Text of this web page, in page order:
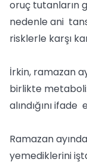
oruç tutanların
nedenle ani
risklerle karşı
İrkin, ramazan
birlikte
alındığını ifade
Ramazan
yemediklerini